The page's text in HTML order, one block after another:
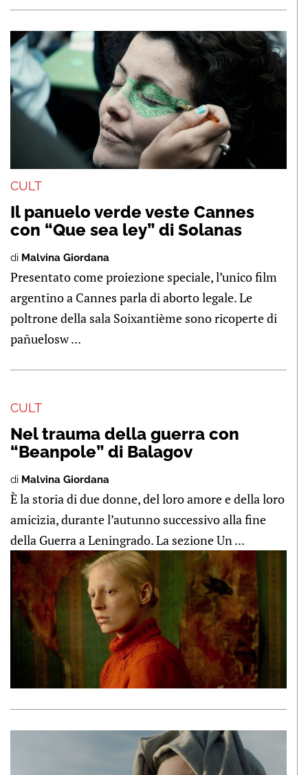
CULT
Il panuelo verde veste Cannes
con “Que sea ley” di Solanas
di Malvina Giordana
Presentato come proiezione speciale, l’unico film
argentino a Cannes parla di aborto legale. Le
poltrone della sala Soixantième sono ricoperte di
pañuelosw ...
CULT
Nel trauma della guerra con
“Beanpole” di Balagov
di Malvina Giordana
È la storia di due donne, del loro amore e della loro
amicizia, durante l’autunno successivo alla fine
della Guerra a Leningrado. La sezione Un ...